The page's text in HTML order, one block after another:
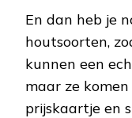
En dan heb je
houtsoorten,
kunnen een
maar ze
prijskaartje en